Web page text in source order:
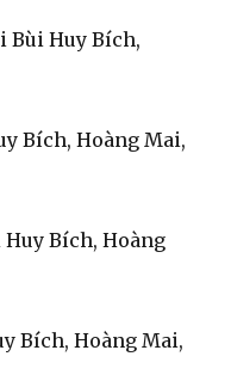
Bùi Huy Bích,
Bích, Hoàng Mai,
Bích, Hoàng
Bích, Hoàng Mai,